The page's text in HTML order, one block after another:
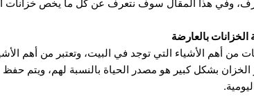
وفي هذا المقال سوف نتعرف عن كل ما يخص خزانات
الخزانات بالعارضة
من أهم الأشياء التي توجد في البيت، وتعتبر من أهم
الخزان بشكل كبير هو مصدر الحياة بالنسبة لهم، ويتم